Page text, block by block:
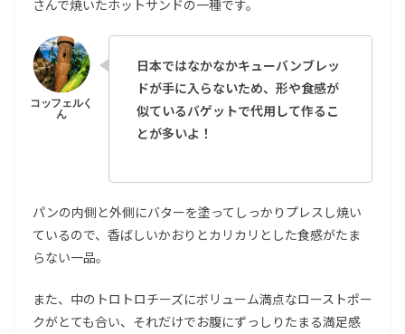
さんで焼いたホットサンドの一種です。
日本ではなかなかキューバンブレッ
ドが手に入らないため、形や食感が
似ているバゲットで代用して作るこ
とが多いよ！
パンの内側と外側にバターを塗ってしっかりプレスし焼い
ているので、香ばしいかおりとカリカリとした食感がたま
らない一品。
また、中のトロトロチーズにボリューム満点なローストポー
クがとても合い、それだけでお腹にずっしりたまる満足感